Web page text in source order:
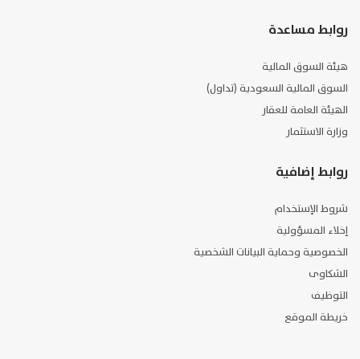
روابط مساعدة
هيئة السوق المالية
السوق المالية السعودية (تداول)
الهيئة العامة للعقار
وزارة الاستثمار
روابط إضافية
شروط الإستخدام
إخلاء المسؤولية
الخصوصية وحماية البيانات الشخصية
الشكاوى
التوظيف
خريطة الموقع